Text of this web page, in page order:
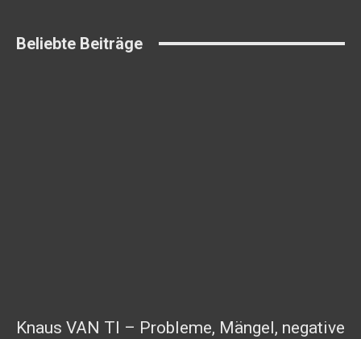
Beliebte Beiträge
Knaus VAN TI – Probleme, Mängel, negative